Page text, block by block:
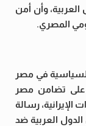
وأن أمن
المصري.
السياسية في مصر
على تضامن مصر
الإيرانية، رسالة
العربية ضد